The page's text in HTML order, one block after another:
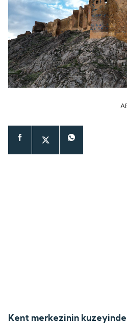
Kent merkezinin